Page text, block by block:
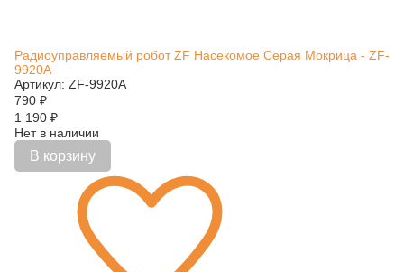
Радиоуправляемый робот ZF Насекомое Серая Мокрица - ZF-
9920A
Артикул: ZF-9920A
790 ₽
1 190 ₽
Нет в наличии
В корзину